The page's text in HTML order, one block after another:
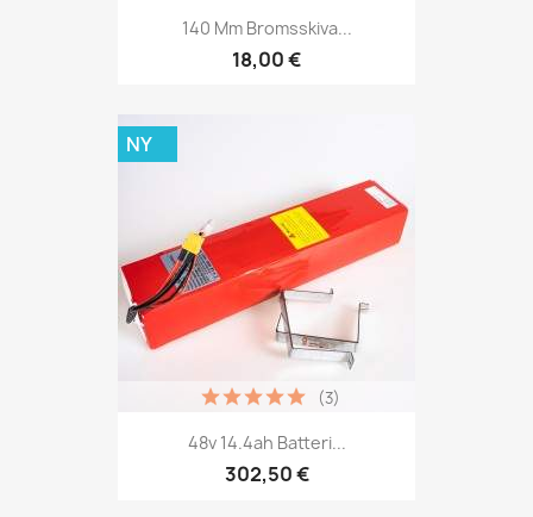
140 Mm Bromsskiva...
18,00 €
48v 14.4ah Batteri...
302,50 €
(3)
NY